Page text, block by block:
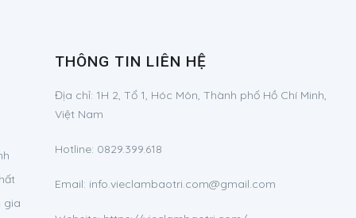
gia
THÔNG TIN LIÊN HỆ
Địa chỉ: 1H 2, Tổ 1, Hóc Môn, Thành phố Hồ Chí Minh,
Việt Nam
Hotline: 0829.399.618
Email: info.vieclambaotri.com@gmail.com